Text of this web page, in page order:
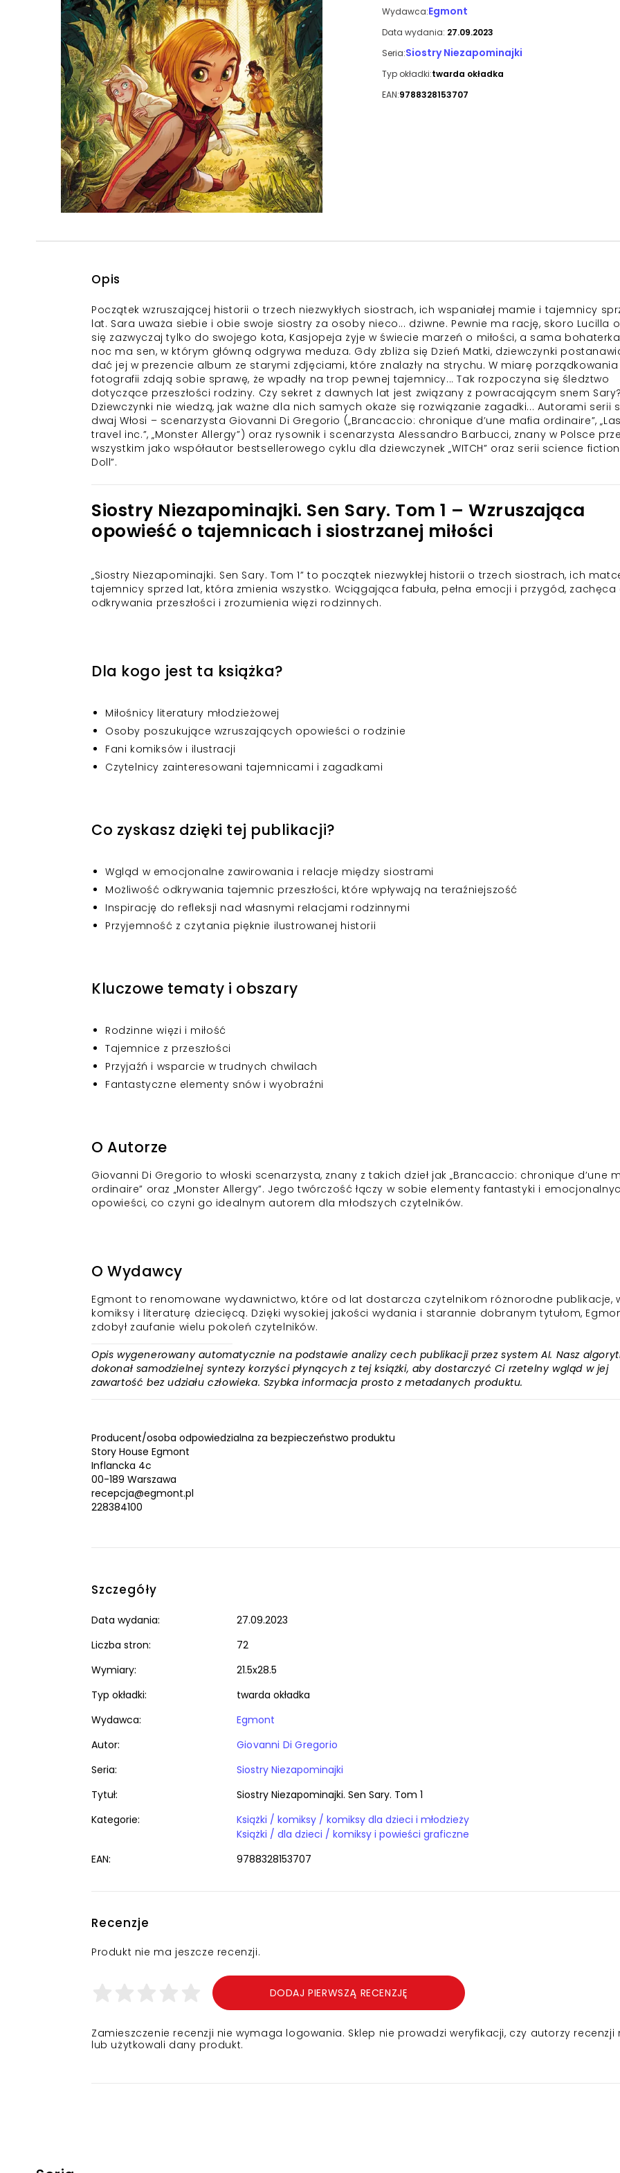
Wydawca:Egmont
Data wydania: 27.09.2023
Seria:Siostry Niezapominajki
Typ okładki:twarda okładka
EAN:9788328153707
Opis
Początek wzruszającej historii o trzech niezwykłych siostrach, ich wspaniałej mamie i tajemnicy
lat. Sara uważa siebie i obie swoje siostry za osoby nieco... dziwne. Pewnie ma rację, skoro Lucilla
się zazwyczaj tylko do swojego kota, Kasjopeja żyje w świecie marzeń o miłości, a sama
noc ma sen, w którym główną odgrywa meduza. Gdy zbliża się Dzień Matki, dziewczynki
dać jej w prezencie album ze starymi zdjęciami, które znalazły na strychu. W miarę porządkowania
fotografii zdają sobie sprawę, że wpadły na trop pewnej tajemnicy... Tak rozpoczyna się śledztwo
dotyczące przeszłości rodziny. Czy sekret z dawnych lat jest związany z powracającym snem Sary?
Dziewczynki nie wiedzą, jak ważne dla nich samych okaże się rozwiązanie zagadki... Autorami serii
dwaj Włosi – scenarzysta Giovanni Di Gregorio („Brancaccio: chronique d’une mafia ordinaire”,
travel inc.”, „Monster Allergy”) oraz rysownik i scenarzysta Alessandro Barbucci, znany w Polsce
wszystkim jako współautor bestsellerowego cyklu dla dziewczynek „WITCH” oraz serii science fiction
Doll”.
Siostry Niezapominajki. Sen Sary. Tom 1 – Wzruszająca
opowieść o tajemnicach i siostrzanej miłości
„Siostry Niezapominajki. Sen Sary. Tom 1” to początek niezwykłej historii o trzech siostrach, ich
tajemnicy sprzed lat, która zmienia wszystko. Wciągająca fabuła, pełna emocji i przygód, zachęca
odkrywania przeszłości i zrozumienia więzi rodzinnych.
Dla kogo jest ta książka?
Miłośnicy literatury młodzieżowej
Osoby poszukujące wzruszających opowieści o rodzinie
Fani komiksów i ilustracji
Czytelnicy zainteresowani tajemnicami i zagadkami
Co zyskasz dzięki tej publikacji?
Wgląd w emocjonalne zawirowania i relacje między siostrami
Możliwość odkrywania tajemnic przeszłości, które wpływają na teraźniejszość
Inspirację do refleksji nad własnymi relacjami rodzinnymi
Przyjemność z czytania pięknie ilustrowanej historii
Kluczowe tematy i obszary
Rodzinne więzi i miłość
Tajemnice z przeszłości
Przyjaźń i wsparcie w trudnych chwilach
Fantastyczne elementy snów i wyobraźni
O Autorze
Giovanni Di Gregorio to włoski scenarzysta, znany z takich dzieł jak „Brancaccio: chronique d’une
ordinaire” oraz „Monster Allergy”. Jego twórczość łączy w sobie elementy fantastyki i
opowieści, co czyni go idealnym autorem dla młodszych czytelników.
O Wydawcy
Egmont to renomowane wydawnictwo, które od lat dostarcza czytelnikom różnorodne publikacje,
komiksy i literaturę dziecięcą. Dzięki wysokiej jakości wydania i starannie dobranym tytułom,
zdobył zaufanie wielu pokoleń czytelników.
Opis wygenerowany automatycznie na podstawie analizy cech publikacji przez system AI. Nasz
dokonał samodzielnej syntezy korzyści płynących z tej książki, aby dostarczyć Ci rzetelny wgląd w jej
zawartość bez udziału człowieka. Szybka informacja prosto z metadanych produktu.
Producent/osoba odpowiedzialna za bezpieczeństwo produktu
Story House Egmont
Inflancka 4c
00-189 Warszawa
recepcja@egmont.pl
228384100
Szczegóły
Data wydania:
27.09.2023
Liczba stron:
72
Wymiary:
21.5x28.5
Typ okładki:
twarda okładka
Wydawca:
Egmont
Autor:
Giovanni Di Gregorio
Seria:
Siostry Niezapominajki
Tytuł:
Siostry Niezapominajki. Sen Sary. Tom 1
Kategorie:
Książki / komiksy / komiksy dla dzieci i młodzieży
Książki / dla dzieci / komiksy i powieści graficzne
EAN:
9788328153707
Recenzje
Produkt nie ma jeszcze recenzji.
DODAJ PIERWSZĄ RECENZJĘ
Zamieszczenie recenzji nie wymaga logowania. Sklep nie prowadzi weryfikacji, czy autorzy recenzji
lub użytkowali dany produkt.
Powiększony kursor
Pomoc w czytaniu
Podkreślenie linków